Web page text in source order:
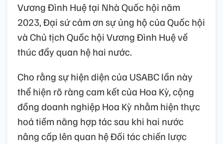
Vương Đình Huệ tại Nhà Quốc hội năm
2023, Đại sứ cảm ơn sự ủng hộ của Quốc hội
và Chủ tịch Quốc hội Vương Đình Huệ về
thúc đẩy quan hệ hai nước.
Cho rằng sự hiện diện của USABC lần này
thể hiện rõ ràng cam kết của Hoa Kỳ, cộng
đồng doanh nghiệp Hoa Kỳ nhằm hiện thực
hoá tiềm năng hợp tác sau khi hai nước
nâng cấp lên quan hệ Đối tác chiến lược